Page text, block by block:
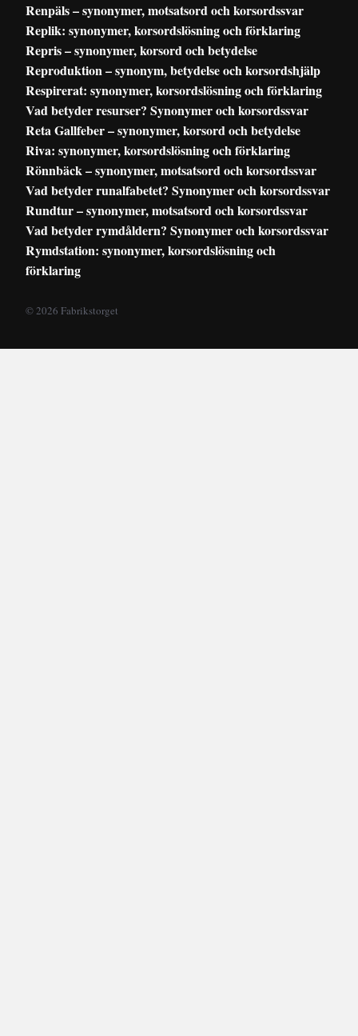
Renpäls – synonymer, motsatsord och korsordssvar
Replik: synonymer, korsordslösning och förklaring
Repris – synonymer, korsord och betydelse
Reproduktion – synonym, betydelse och korsordshjälp
Respirerat: synonymer, korsordslösning och förklaring
Vad betyder resurser? Synonymer och korsordssvar
Reta Gallfeber – synonymer, korsord och betydelse
Riva: synonymer, korsordslösning och förklaring
Rönnbäck – synonymer, motsatsord och korsordssvar
Vad betyder runalfabetet? Synonymer och korsordssvar
Rundtur – synonymer, motsatsord och korsordssvar
Vad betyder rymdåldern? Synonymer och korsordssvar
Rymdstation: synonymer, korsordslösning och
förklaring
© 2026 Fabrikstorget